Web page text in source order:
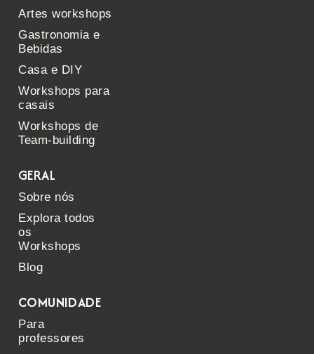
Artes workshops
Gastronomia e
Bebidas
Casa e DIY
Workshops para
casais
Workshops de
Team-building
GERAL
Sobre nós
Explora todos
os
Workshops
Blog
COMUNIDADE
Para
professores